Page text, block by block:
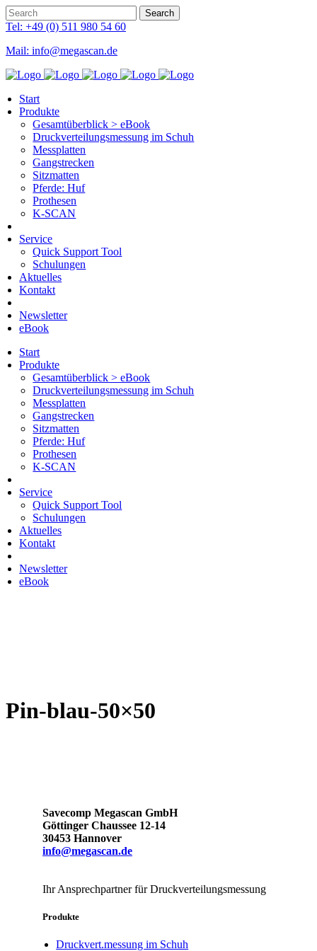
Tel: +49 (0) 511 980 54 60
Mail: info@megascan.de
Start
Produkte
Gesamtüberblick > eBook
Druckverteilungsmessung im Schuh
Messplatten
Gangstrecken
Sitzmatten
Pferde: Huf
Prothesen
K-SCAN
Service
Quick Support Tool
Schulungen
Aktuelles
Kontakt
Newsletter
eBook
Start
Produkte
Gesamtüberblick > eBook
Druckverteilungsmessung im Schuh
Messplatten
Gangstrecken
Sitzmatten
Pferde: Huf
Prothesen
K-SCAN
Service
Quick Support Tool
Schulungen
Aktuelles
Kontakt
Newsletter
eBook
Pin-blau-50×50
Savecomp Megascan GmbH
Göttinger Chaussee 12-14
30453 Hannover
info@megascan.de
Ihr Ansprechpartner für Druckverteilungsmessung
Produkte
Druckvert.messung im Schuh